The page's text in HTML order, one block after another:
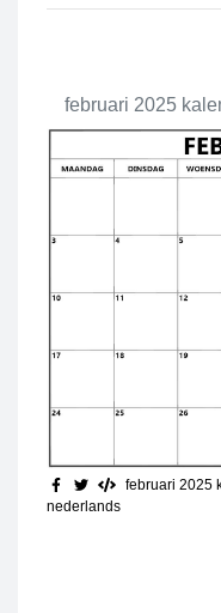
februari 2025
februari 2025
nederlands